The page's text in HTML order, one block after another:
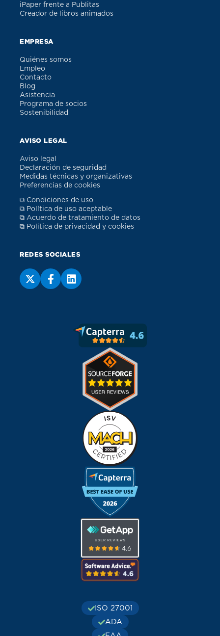
iPaper frente a Publitas
Creador de libros animados
EMPRESA
Quiénes somos
Empleo
Contacto
Blog
Asistencia
Programa de socios
Sostenibilidad
AVISO LEGAL
Aviso legal
Declaración de seguridad
Medidas técnicas y organizativas
Preferencias de cookies
⧉ Condiciones de uso
⧉ Política de uso aceptable
⧉ Acuerdo de tratamiento de datos
⧉ Política de privacidad y cookies
REDES SOCIALES
ISO 27001
ADA